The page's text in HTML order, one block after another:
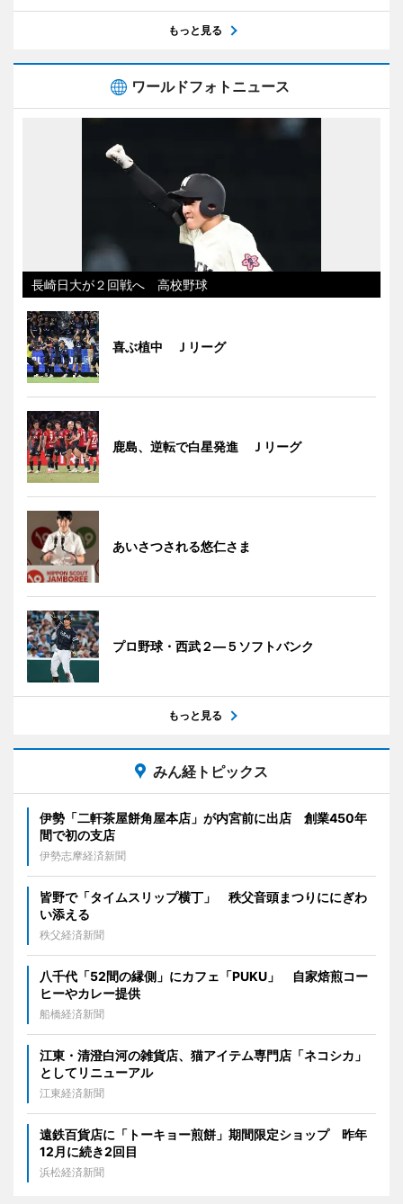
もっと見る
ワールドフォトニュース
長崎日大が２回戦へ 高校野球
喜ぶ植中 Ｊリーグ
鹿島、逆転で白星発進 Ｊリーグ
あいさつされる悠仁さま
プロ野球・西武２―５ソフトバンク
もっと見る
みん経トピックス
伊勢「二軒茶屋餅角屋本店」が内宮前に出店 創業450年
間で初の支店
伊勢志摩経済新聞
皆野で「タイムスリップ横丁」 秩父音頭まつりににぎわ
い添える
秩父経済新聞
八千代「52間の縁側」にカフェ「PUKU」 自家焙煎コー
ヒーやカレー提供
船橋経済新聞
江東・清澄白河の雑貨店、猫アイテム専門店「ネコシカ」
としてリニューアル
江東経済新聞
遠鉄百貨店に「トーキョー煎餅」期間限定ショップ 昨年
12月に続き2回目
浜松経済新聞